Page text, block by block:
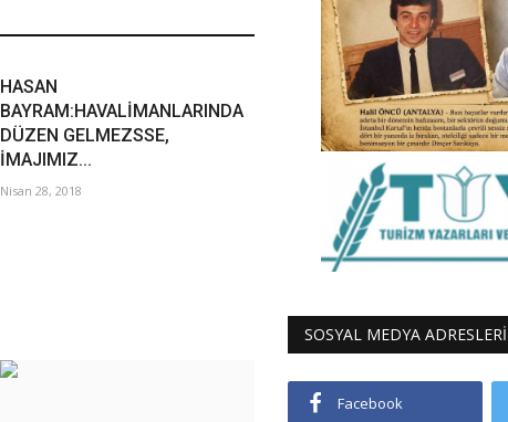
HASAN
BAYRAM:HAVALİMANLARINDA
DÜZEN GELMEZSSE,
İMAJIMIZ...
Nisan 28, 2018
SOSYAL MEDYA
Facebook